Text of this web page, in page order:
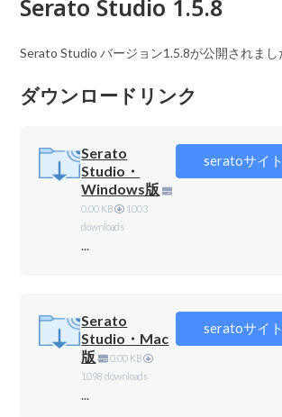
Serato Studio 1.5.8
Serato Studio バージョン1.5.8が公開されまし
ダウンロードリンク
Serato
Studio・
Windows版
0.00 KB
1003
downloads
...
seratoサイ
Serato
Studio・Mac
版
0.00 KB
1098 downloads
...
seratoサイ